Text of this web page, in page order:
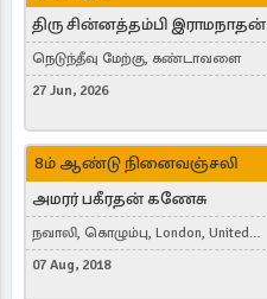
திரு சின்னத்தம்பி இராமநாதன்
நெடுந்தீவு மேற்கு, கண்டாவளை
27 Jun, 2026
8ம் ஆண்டு நினைவஞ்சலி
அமரர் பகீரதன் கணேசு
நவாலி, கொழும்பு, London, United
Kingdom
07 Aug, 2018